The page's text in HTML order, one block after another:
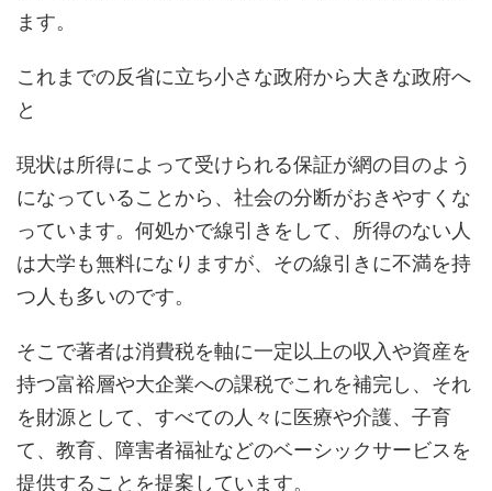
ます。
これまでの反省に立ち小さな政府から大きな政府へ
と
現状は所得によって受けられる保証が網の目のよう
になっていることから、社会の分断がおきやすくな
っています。何処かで線引きをして、所得のない人
は大学も無料になりますが、その線引きに不満を持
つ人も多いのです。
そこで著者は消費税を軸に一定以上の収入や資産を
持つ富裕層や大企業への課税でこれを補完し、それ
を財源として、すべての人々に医療や介護、子育
て、教育、障害者福祉などのベーシックサービスを
提供することを提案しています。